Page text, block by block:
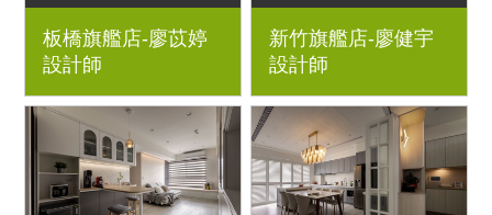
2房2廳｜優渥系統櫃、
Orderfloor超耐磨木地
板、LED燈條、鐵件五
金階梯
板橋旗艦店-廖苡婷
設計師
3房2廳｜優渥系統櫃、
藝術漆、木作、倚靠實
木床架、暮光實木床頭
櫃
新竹旗艦店-廖健宇
設計師